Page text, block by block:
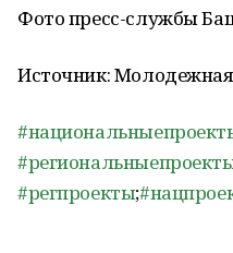
Фото пресс-службы
Источник: Молодежная
#регпроекты;